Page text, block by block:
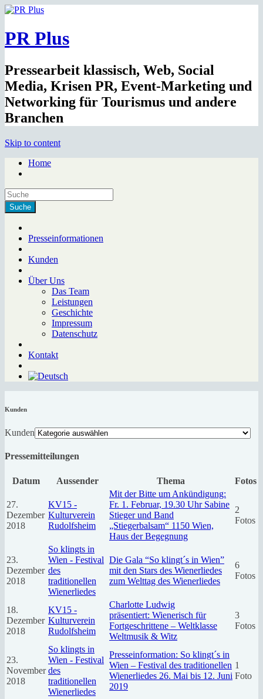
PR Plus
Pressearbeit klassisch, Web, Social
Media, Krisen PR, Event-Marketing und
Networking für Tourismus und andere
Branchen
Skip to content
Home
Presseinformationen
Kunden
Über Uns
Das Team
Leistungen
Geschichte
Impressum
Datenschutz
Kontakt
Kunden
Kunden
Pressemitteilungen
Datum Aussender Thema Fotos
27.
Dezember
2018
KV15 -
Kulturverein
Rudolfsheim
Mit der Bitte um Ankündigung:
Fr. 1. Februar, 19.30 Uhr Sabine
Stieger und Band
„Stiegerbalsam“ 1150 Wien,
Haus der Begegnung
2
Fotos
23.
Dezember
2018
So klingts in
Wien - Festival
des
traditionellen
Wienerliedes
Die Gala “So klingt´s in Wien”
mit den Stars des Wienerliedes
zum Welttag des Wienerliedes
6
Fotos
18.
Dezember
2018
KV15 -
Kulturverein
Rudolfsheim
Charlotte Ludwig
präsentiert: Wienerisch für
Fortgeschrittene – Weltklasse
Weltmusik & Witz
3
Fotos
23.
November
2018
So klingts in
Wien - Festival
des
traditionellen
Wienerliedes
Presseinformation: So klingt´s in
Wien – Festival des traditionellen
Wienerliedes 26. Mai bis 12. Juni
2019
1
Foto